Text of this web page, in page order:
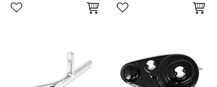
Lägg till i favoriter Lägg till i favoriter